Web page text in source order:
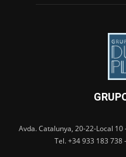
Avda. Catalunya, 20-22-Local
Tel. +34 933 183 738 -